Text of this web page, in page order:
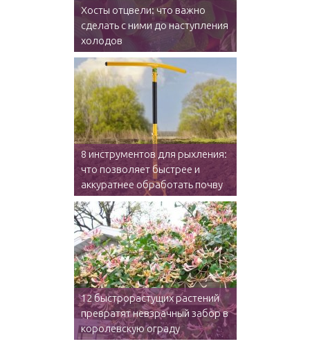
Хосты отцвели: что важно
сделать с ними до наступления
холодов
8 инструментов для рыхления:
что позволяет быстрее и
аккуратнее обработать почву
12 быстрорастущих растений
превратят невзрачный забор в
королевскую ограду